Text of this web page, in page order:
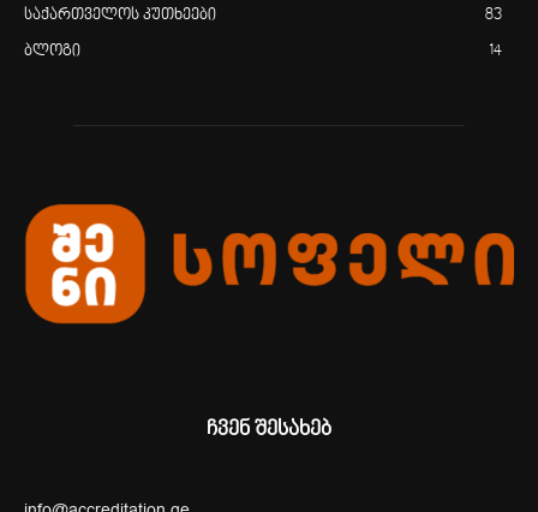
საქართველოს კუთხეები 83
ბლოგი 14
ჩვენ შესახებ